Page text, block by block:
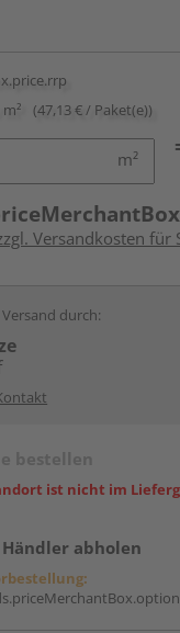
(47,13 € / Paket(e))
m²
Versandkosten für
durch:
ist nicht im
abholen